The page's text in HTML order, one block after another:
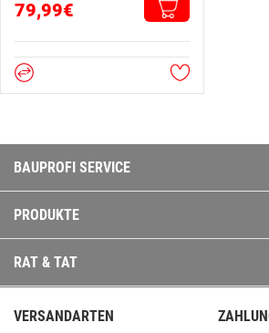
79,99€
BAUPROFI SERVICE
PRODUKTE
RAT & TAT
VERSANDARTEN